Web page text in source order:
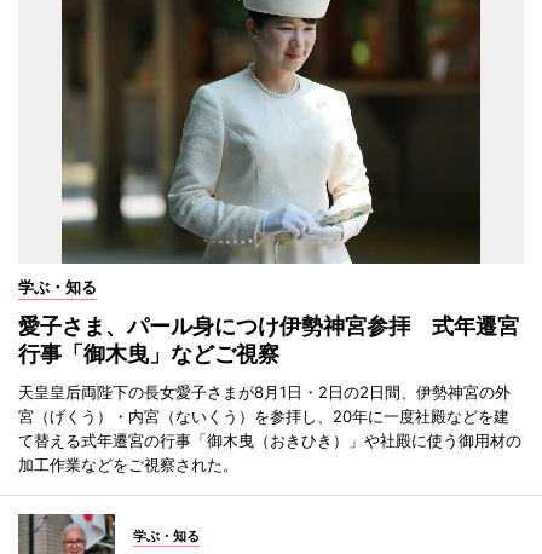
学ぶ・知る
愛子さま、パール身につけ伊勢神宮参拝 式年遷宮
行事「御木曳」などご視察
天皇皇后両陛下の長女愛子さまが8月1日・2日の2日間、伊勢神宮の外
宮（げくう）・内宮（ないくう）を参拝し、20年に一度社殿などを建
て替える式年遷宮の行事「御木曳（おきひき）」や社殿に使う御用材の
加工作業などをご視察された。
学ぶ・知る